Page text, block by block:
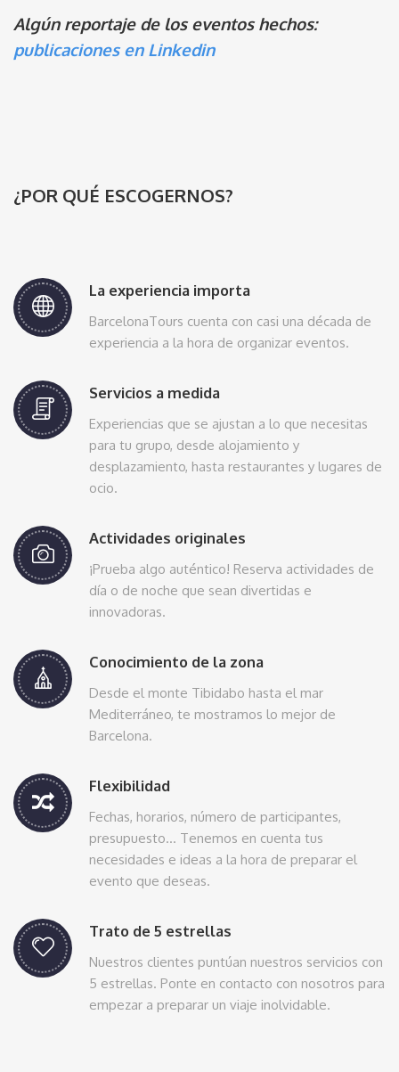
Algún reportaje de los eventos hechos:
publicaciones en Linkedin
¿POR QUÉ ESCOGERNOS?
La experiencia importa
BarcelonaTours cuenta con casi una década de
experiencia a la hora de organizar eventos.
Servicios a medida
Experiencias que se ajustan a lo que necesitas
para tu grupo, desde alojamiento y
desplazamiento, hasta restaurantes y lugares de
ocio.
Actividades originales
¡Prueba algo auténtico! Reserva actividades de
día o de noche que sean divertidas e
innovadoras.
Conocimiento de la zona
Desde el monte Tibidabo hasta el mar
Mediterráneo, te mostramos lo mejor de
Barcelona.
Flexibilidad
Fechas, horarios, número de participantes,
presupuesto… Tenemos en cuenta tus
necesidades e ideas a la hora de preparar el
evento que deseas.
Trato de 5 estrellas
Nuestros clientes puntúan nuestros servicios con
5 estrellas. Ponte en contacto con nosotros para
empezar a preparar un viaje inolvidable.